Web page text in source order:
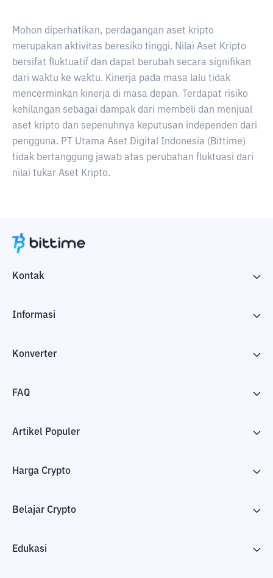
Mohon diperhatikan, perdagangan aset kripto
merupakan aktivitas beresiko tinggi. Nilai Aset Kripto
bersifat fluktuatif dan dapat berubah secara signifikan
dari waktu ke waktu. Kinerja pada masa lalu tidak
mencerminkan kinerja di masa depan. Terdapat risiko
kehilangan sebagai dampak dari membeli dan menjual
aset kripto dan sepenuhnya keputusan independen dari
pengguna. PT Utama Aset Digital Indonesia (Bittime)
tidak bertanggung jawab atas perubahan fluktuasi dari
nilai tukar Aset Kripto.
Kontak
Informasi
Konverter
FAQ
Artikel Populer
Harga Crypto
Belajar Crypto
Edukasi